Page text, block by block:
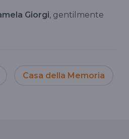
Giorgi, gentilmente
Casa della Memoria